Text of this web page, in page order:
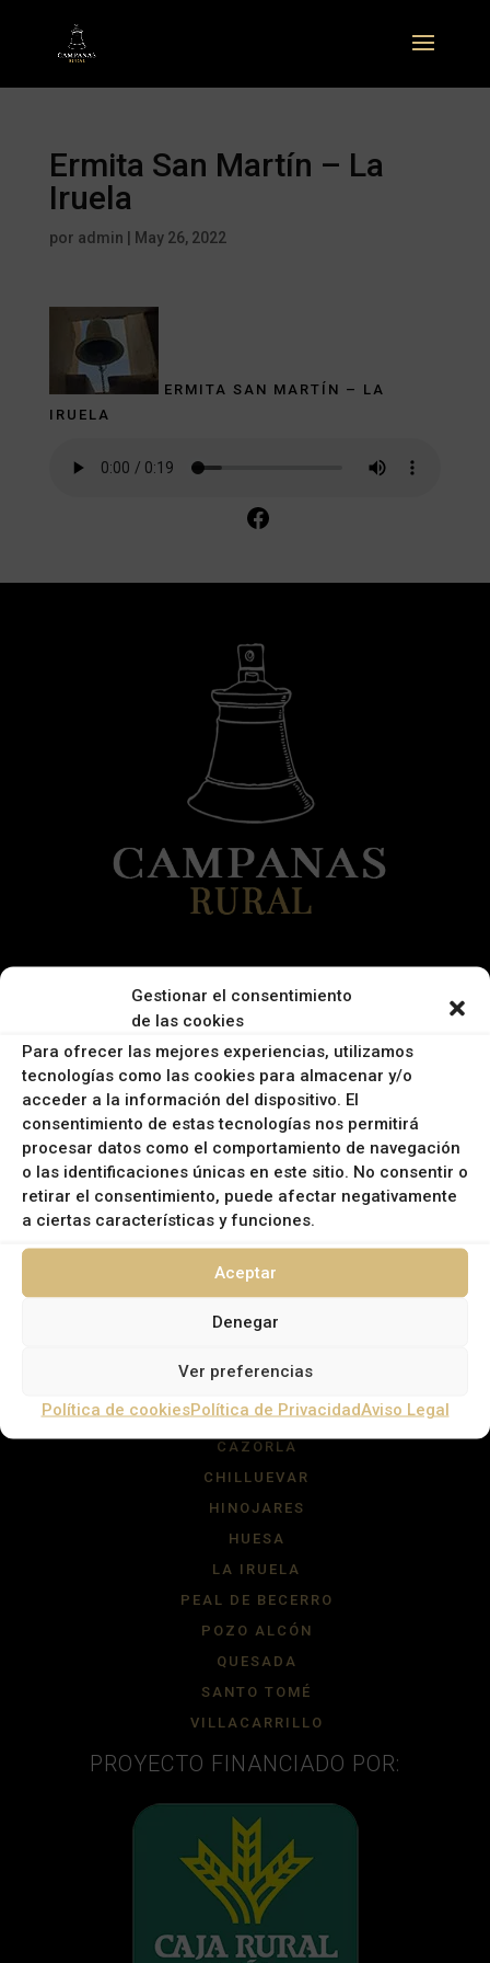
Gestionar el consentimiento
de las cookies
Para ofrecer las mejores experiencias, utilizamos
tecnologías como las cookies para almacenar y/o
acceder a la información del dispositivo. El
consentimiento de estas tecnologías nos permitirá
procesar datos como el comportamiento de navegación
o las identificaciones únicas en este sitio. No consentir o
retirar el consentimiento, puede afectar negativamente
a ciertas características y funciones.
Aceptar
Denegar
Ver preferencias
Política de cookiesPolítica de PrivacidadAviso Legal
Ermita San Martín – La
Iruela
por admin May 26, 2022
ERMITA SAN MARTÍN – LA
IRUELA
Comparte en Facebook
info@campanasrural.com
INFORMACIÓN LEGAL
Política de Privacidad
Política de Cookies
Aviso Legal
MUNICIPIOS
CAZORLA
CHILLUEVAR
HINOJARES
HUESA
LA IRUELA
PEAL DE BECERRO
POZO ALCÓN
QUESADA
SANTO TOMÉ
VILLACARRILLO
PROYECTO FINANCIADO POR: